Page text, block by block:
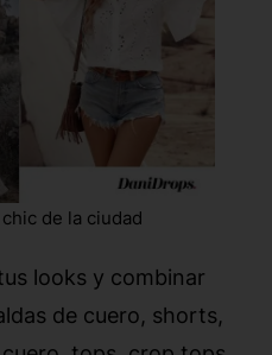
de la ciudad
looks y combinar
de cuero, shorts,